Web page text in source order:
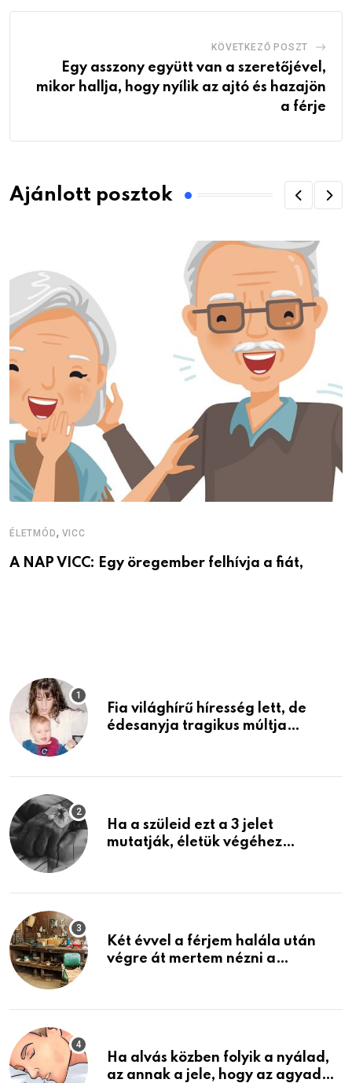
KÖVETKEZŐ POSZT
Egy asszony együtt van a szeretőjével,
mikor hallja, hogy nyílik az ajtó és hazajön
a férje
Ajánlott posztok
ÉLETMÓD, VICC
A NAP VICC: Egy öregember felhívja a fiát,
Fia világhírű híresség lett, de
édesanyja tragikus múltja
Ha a szüleid ezt a 3 jelet
mutatják, életük végéhez
Két évvel a férjem halála után
végre át mertem nézni a
életemet
Ha alvás közben folyik a nyálad,
az annak a jele, hogy az agyad…